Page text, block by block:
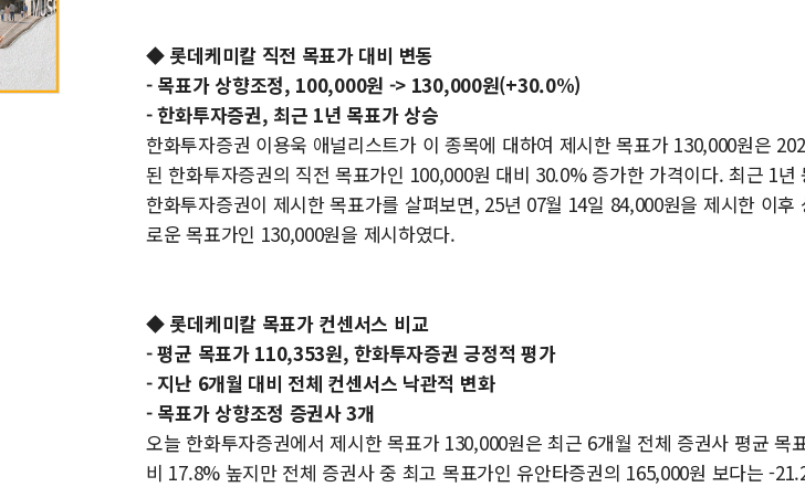
◆ 롯데케미칼 직전 목표가 대비 변동
- 목표가 상향조정, 100,000원 -> 130,000원(+30.0%)
- 한화투자증권, 최근 1년 목표가 상승
한화투자증권 이용욱 애널리스트가 이 종목에 대하여 제시한 목표가 130,000원은
된 한화투자증권의 직전 목표가인 100,000원 대비 30.0% 증가한 가격이다. 최근 1년
한화투자증권이 제시한 목표가를 살펴보면, 25년 07월 14일 84,000원을 제시한 이후
로운 목표가인 130,000원을 제시하였다.
◆ 롯데케미칼 목표가 컨센서스 비교
- 평균 목표가 110,353원, 한화투자증권 긍정적 평가
- 지난 6개월 대비 전체 컨센서스 낙관적 변화
- 목표가 상향조정 증권사 3개
오늘 한화투자증권에서 제시한 목표가 130,000원은 최근 6개월 전체 증권사 평균 목
비 17.8% 높지만 전체 증권사 중 최고 목표가인 유안타증권의 165,000원 보다는 -